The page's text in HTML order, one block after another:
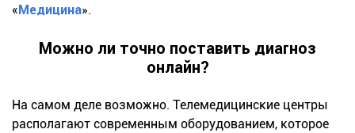
« Медицина».
Можно ли точно поставить диагноз
онлайн?
На самом деле возможно. Телемедицинские центры
располагают современным оборудованием, которое